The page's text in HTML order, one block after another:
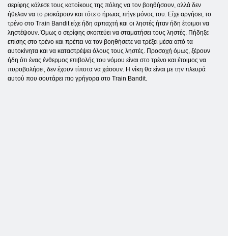
σερίφης κάλεσε τους κατοίκους της πόλης να τον βοηθήσουν, αλλά δεν
ήθελαν να το ρισκάρουν και τότε ο ήρωας πήγε μόνος του. Είχε αργήσει, το
τρένο στο Train Bandit είχε ήδη αρπαχτή και οι ληστές ήταν ήδη έτοιμοι να
ληστέψουν. Όμως ο σερίφης σκοπεύει να σταματήσει τους ληστές. Πήδηξε
επίσης στο τρένο και πρέπει να τον βοηθήσετε να τρέξει μέσα από τα
αυτοκίνητα και να καταστρέψει όλους τους ληστές. Προσοχή όμως, ξέρουν
ήδη ότι ένας ένθερμος επιβολής του νόμου είναι στο τρένο και έτοιμος να
πυροβολήσει, δεν έχουν τίποτα να χάσουν. Η νίκη θα είναι με την πλευρά
αυτού που σουτάρει πιο γρήγορα στο Train Bandit.